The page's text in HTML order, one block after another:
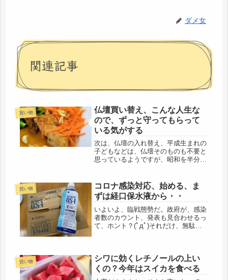
ダメ女
関連記事
買い物
仏壇買い替え、こんな人生な
ので、ずっと守ってもらって
いる気がする
次は、仏壇の入れ替え、平成生まれの
子どもなどは、仏壇そのものも不要と
思っているようですが、昭和を半分生
整理され収納されているとも思えない
けれど、生花や、お茶やごはん、お菓
子...
買い物
コロナ感染対応、始める、ま
ずは経口保水液から・・
いよいよ、臨戦態勢だ。政府が、感染
者数のカウント、発表も見合わせるっ
て、ホント？(ﾟдﾟ)それだけ、無駄な
ここで、６６年の人生を振り返る前...
買い物
シワに効くレチノールの上い
くの？今年はスイカを食べる